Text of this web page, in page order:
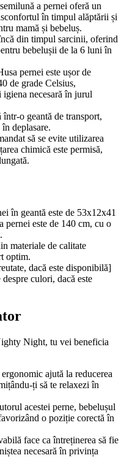
a pernei oferă un
în timpul alăptării și
mamă și bebeluș.
din timpul sarcinii, oferind
bebelușii de la 6 luni în
pernei este ușor de
de grade Celsius,
igiena necesară în jurul
într-o geantă de transport,
deplasare.
să se evite utilizarea
chimică este permisă,
în geantă este de 53x12x41
pernei este de 140 cm, cu o
materiale de calitate
optim.
dacă este disponibilă]
culori, dacă este
Night, tu vei beneficia
ajută la reducerea
ți să te relaxezi în
acestei perne, bebelușul
o poziție corectă în
face ca întreținerea să fie
necesară în privința